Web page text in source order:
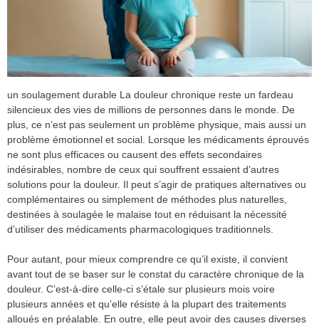
un soulagement durable La douleur chronique reste un fardeau
silencieux des vies de millions de personnes dans le monde. De
plus, ce n’est pas seulement un problème physique, mais aussi un
problème émotionnel et social. Lorsque les médicaments éprouvés
ne sont plus efficaces ou causent des effets secondaires
indésirables, nombre de ceux qui souffrent essaient d’autres
solutions pour la douleur. Il peut s’agir de pratiques alternatives ou
complémentaires ou simplement de méthodes plus naturelles,
destinées à soulagée le malaise tout en réduisant la nécessité
d’utiliser des médicaments pharmacologiques traditionnels.
Pour autant, pour mieux comprendre ce qu’il existe, il convient
avant tout de se baser sur le constat du caractère chronique de la
douleur. C’est-à-dire celle-ci s’étale sur plusieurs mois voire
plusieurs années et qu’elle résiste à la plupart des traitements
alloués en préalable. En outre, elle peut avoir des causes diverses